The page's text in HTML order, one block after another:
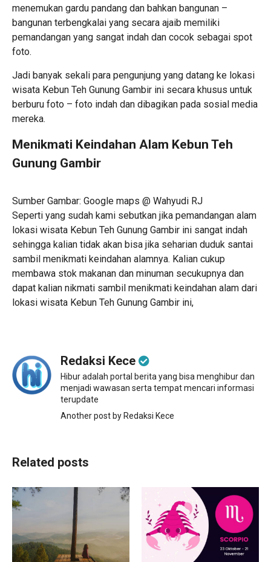
menemukan gardu pandang dan bahkan bangunan –
bangunan terbengkalai yang secara ajaib memiliki
pemandangan yang sangat indah dan cocok sebagai spot
foto.
Jadi banyak sekali para pengunjung yang datang ke lokasi
wisata Kebun Teh Gunung Gambir ini secara khusus untuk
berburu foto – foto indah dan dibagikan pada sosial media
mereka.
Menikmati Keindahan Alam Kebun Teh
Gunung Gambir
Sumber Gambar: Google maps @ Wahyudi RJ
Seperti yang sudah kami sebutkan jika pemandangan alam
lokasi wisata Kebun Teh Gunung Gambir ini sangat indah
sehingga kalian tidak akan bisa jika seharian duduk santai
sambil menikmati keindahan alamnya. Kalian cukup
membawa stok makanan dan minuman secukupnya dan
dapat kalian nikmati sambil menikmati keindahan alam dari
lokasi wisata Kebun Teh Gunung Gambir ini,
Redaksi Kece
Hibur adalah portal berita yang bisa menghibur dan
menjadi wawasan serta tempat mencari informasi
terupdate
Another post by Redaksi Kece
Related posts